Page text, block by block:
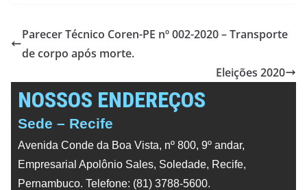
Parecer Técnico Coren-PE nº 002-2020 – Transporte
de corpo após morte.
Eleições 2020
NOSSOS ENDEREÇOS
Sede – Recife
Avenida Conde da Boa Vista, nº 800, 9º andar,
Empresarial Apolônio Sales, Soledade, Recife,
Pernambuco. Telefone: (81) 3788-5600.